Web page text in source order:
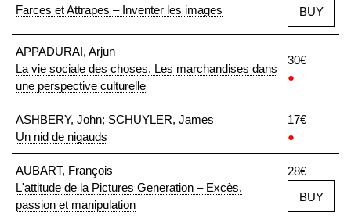
Farces et Attrapes – Inventer les images
BUY
APPADURAI, Arjun
La vie sociale des choses. Les marchandises dans
une perspective culturelle
30€
●
ASHBERY, John; SCHUYLER, James
Un nid de nigauds
17€
●
AUBART, François
L'attitude de la Pictures Generation – Excès,
passion et manipulation
28€
BUY